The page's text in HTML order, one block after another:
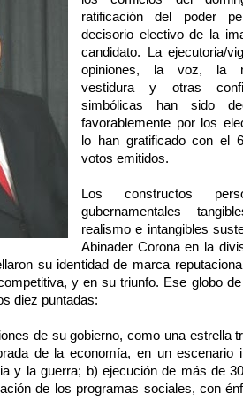
ratificación del poder
decisorio electivo de la
candidato. La ejecutoria/
opiniones, la voz, la
vestidura y otras
simbólicas han sido
favorablemente por los
lo han gratificado con el
votos emitidos.
Los constructos
gubernamentales
realismo e intangibles
Abinader Corona en la
su identidad de marca
y en su triunfo. Ese globo
diez puntadas:
de su gobierno, como una estrella
de la economía, en un escenario
y la guerra; b) ejecución de más de
de los programas sociales, con